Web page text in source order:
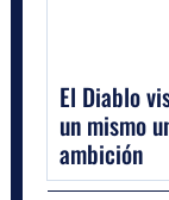
El Diablo
un mismo
ambición